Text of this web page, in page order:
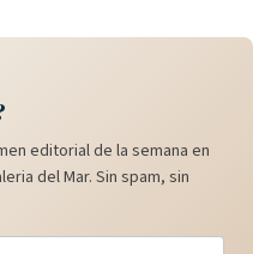
editorial de la semana en
del Mar. Sin spam, sin